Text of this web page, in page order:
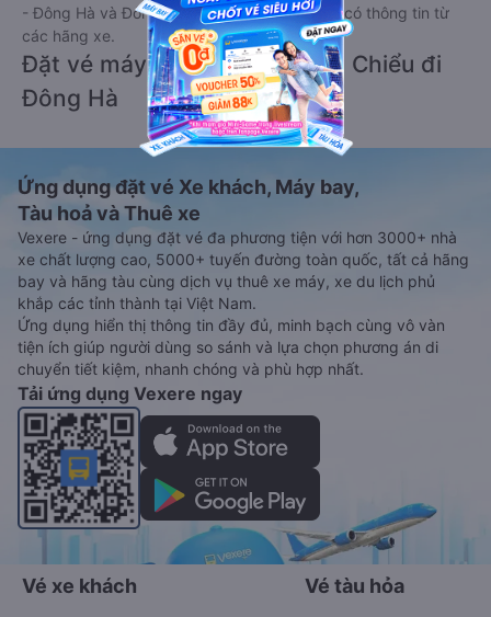
- Đông Hà và Đông Hà - Liên Chiểu ngay khi có thông tin từ
các hãng xe.
Đặt vé máy bay giá rẻ từ Liên Chiểu đi
Đông Hà
Ứng dụng đặt vé Xe khách, Máy bay,
Tàu hoả và Thuê xe
Vexere - ứng dụng đặt vé đa phương tiện với hơn 3000+ nhà
xe chất lượng cao, 5000+ tuyến đường toàn quốc, tất cả hãng
bay và hãng tàu cùng dịch vụ thuê xe máy, xe du lịch phủ
khắp các tỉnh thành tại Việt Nam.
Ứng dụng hiển thị thông tin đầy đủ, minh bạch cùng vô vàn
tiện ích giúp người dùng so sánh và lựa chọn phương án di
chuyển tiết kiệm, nhanh chóng và phù hợp nhất.
Tải ứng dụng Vexere ngay
Vé xe khách Vé tàu hỏa